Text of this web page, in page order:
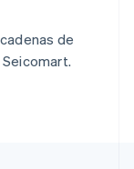
de
Seicomart.